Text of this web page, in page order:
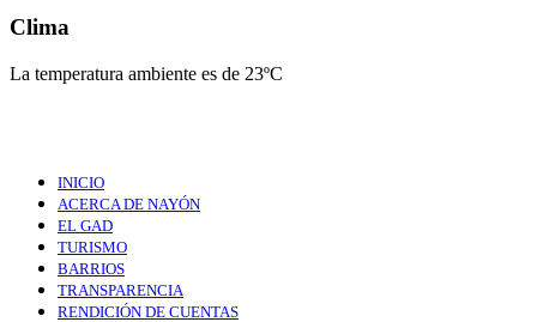
Clima
La temperatura ambiente es de 23ºC
INICIO
ACERCA DE NAYÓN
EL GAD
TURISMO
BARRIOS
TRANSPARENCIA
RENDICIÓN DE CUENTAS